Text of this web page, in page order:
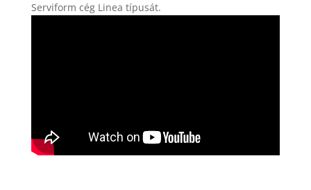
Serviform cég Linea típusát.